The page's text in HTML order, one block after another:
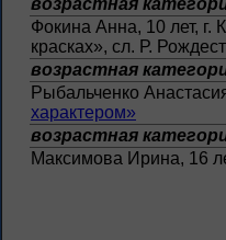
возрастная
Фокина Анна, 10 лет, г.
красках», сл. Р.
возрастная
Рыбальченко
характером»
возрастная
Максимова Ирина, 16